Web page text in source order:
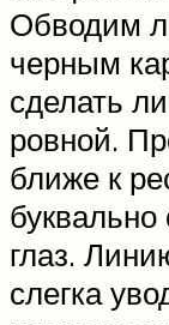
Обводим
черным
сделать
ровной.
ближе к
глаз.
слегка